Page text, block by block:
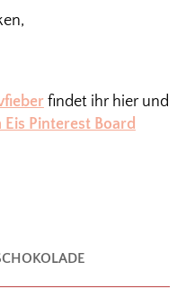
findet ihr hier und
Eis Pinterest Board